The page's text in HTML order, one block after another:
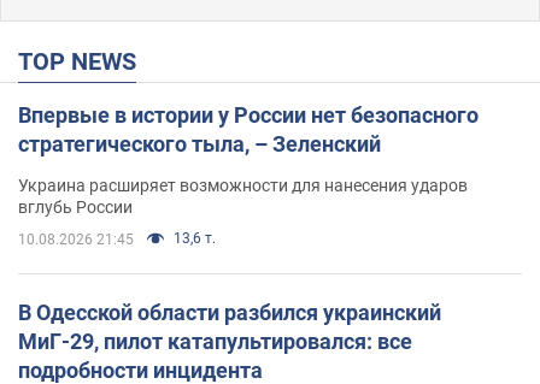
TOP NEWS
Впервые в истории у России нет безопасного
стратегического тыла, – Зеленский
Украина расширяет возможности для нанесения ударов
вглубь России
10.08.2026 21:45 13,6 т.
В Одесской области разбился украинский
МиГ-29, пилот катапультировался: все
подробности инцидента